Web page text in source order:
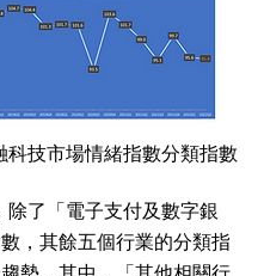
科技市場情緒指數分類指數
除了「電子支付及數字銀
，其餘五個行業的分類指